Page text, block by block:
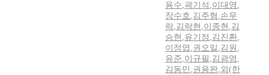
용수,곽기석 ,이대영 ,
장수호,김주형 ,손무
락,김락현 ,이종현 ,김
승현 ,유기정 ,김진환,
이정엽 ,권오일 ,김원 ,
유준,이규필 ,김광염 ,
김동민 ,권용완,외(한